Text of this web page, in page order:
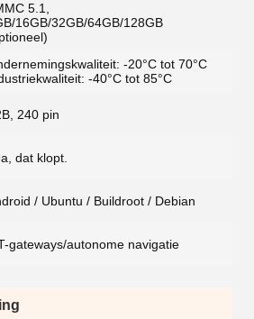
5.1,
16GB/32GB/64GB/128GB
-20°C tot 70°C
-40°C tot 85°C
240 pin
dat klopt.
/ Ubuntu / Buildroot / Debian
gateways/autonome navigatie